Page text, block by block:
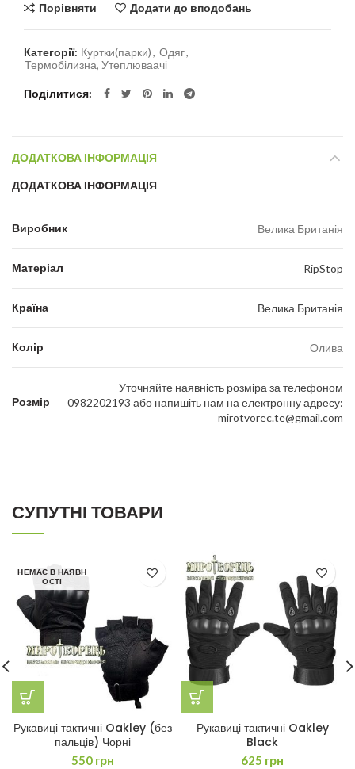
Порівняти Додати до вподобань
Категорії: Куртки(парки), Одяг,
Термобілизна, Утеплюваачі
Поділитися
ДОДАТКОВА ІНФОРМАЦІЯ
ДОДАТКОВА ІНФОРМАЦІЯ
Виробник Велика Британія
Матеріал RipStop
Країна Велика Британія
Колір Олива
Розмір
Уточняйте наявність розміра за телефоном
0982202193 або напишіть нам на електронну адресу:
mirotvorec.te@gmail.com
СУПУТНІ ТОВАРИ
НЕМАЄ В НАЯВН
ОСТІ
Рукавиці тактичні Oakley (без
пальців) Чорні
550 грн
Рукавиці тактичні Oakley
Black
625 грн